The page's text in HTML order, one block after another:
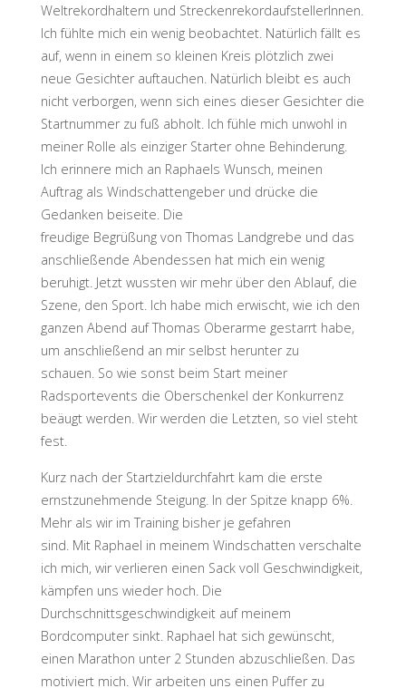
Weltrekordhaltern und StreckenrekordaufstellerInnen.
Ich fühlte mich ein wenig beobachtet. Natürlich fällt es
auf, wenn in einem so kleinen Kreis plötzlich zwei
neue Gesichter auftauchen. Natürlich bleibt es auch
nicht verborgen, wenn sich eines dieser Gesichter die
Startnummer zu fuß abholt. Ich fühle mich unwohl in
meiner Rolle als einziger Starter ohne Behinderung.
Ich erinnere mich an Raphaels Wunsch, meinen
Auftrag als Windschattengeber und drücke die
Gedanken beiseite. Die
freudige Begrüßung von Thomas Landgrebe und das
anschließende Abendessen hat mich ein wenig
beruhigt. Jetzt wussten wir mehr über den Ablauf, die
Szene, den Sport. Ich habe mich erwischt, wie ich den
ganzen Abend auf Thomas Oberarme gestarrt habe,
um anschließend an mir selbst herunter zu
schauen. So wie sonst beim Start meiner
Radsportevents die Oberschenkel der Konkurrenz
beäugt werden. Wir werden die Letzten, so viel steht
fest.
Kurz nach der Startzieldurchfahrt kam die erste
ernstzunehmende Steigung. In der Spitze knapp 6%.
Mehr als wir im Training bisher je gefahren
sind. Mit Raphael in meinem Windschatten verschalte
ich mich, wir verlieren einen Sack voll Geschwindigkeit,
kämpfen uns wieder hoch. Die
Durchschnittsgeschwindigkeit auf meinem
Bordcomputer sinkt. Raphael hat sich gewünscht,
einen Marathon unter 2 Stunden abzuschließen. Das
motiviert mich. Wir arbeiten uns einen Puffer zu